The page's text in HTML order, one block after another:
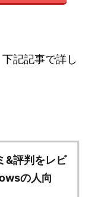
下記記事で詳し
&評判をレビ
の人向